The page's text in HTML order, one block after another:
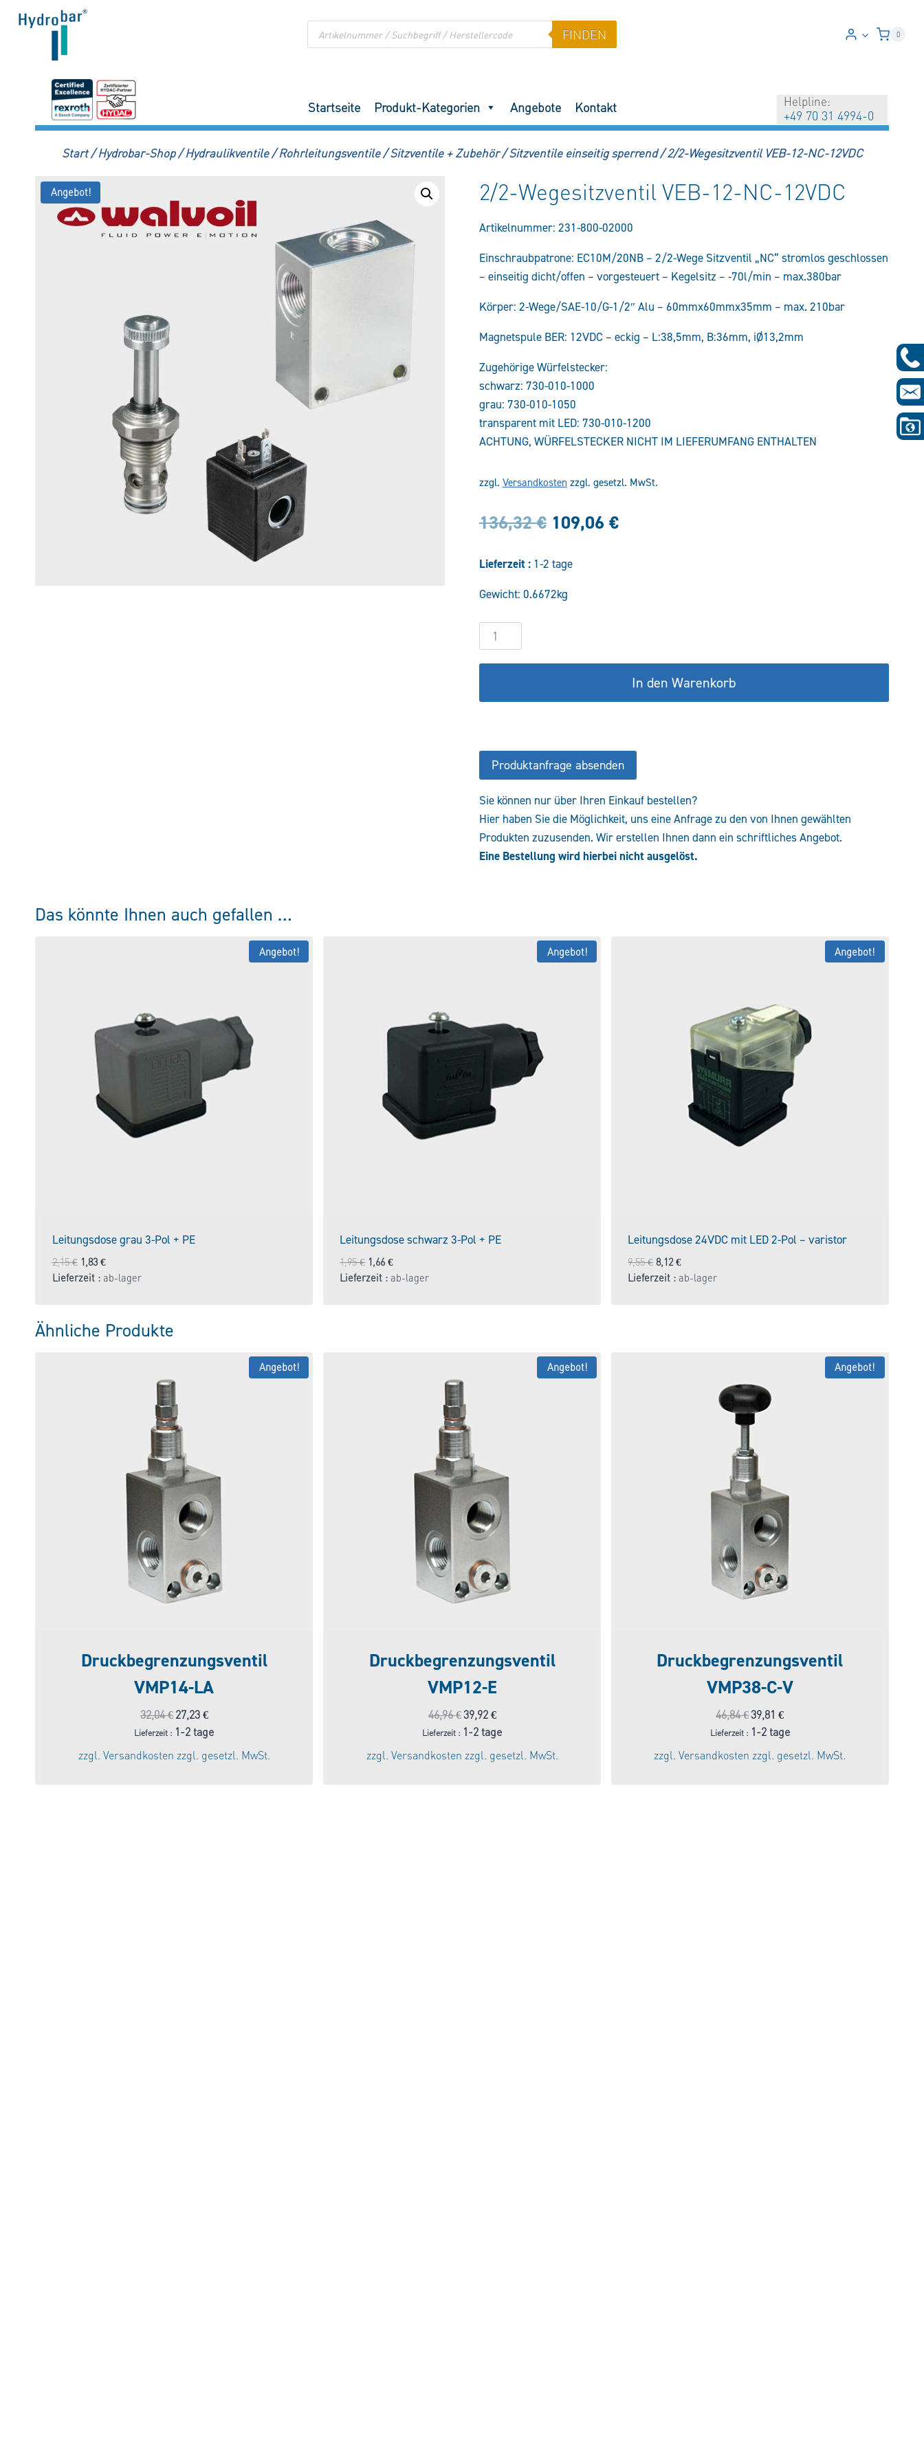
Inhalt
Products
search
FINDEN 0
Startseite Produkt-Kategorien Angebote Kontakt Helpline:
+49 70 31 4994-0
Start /Hydrobar-Shop /Hydraulikventile /Rohrleitungsventile /Sitzventile + Zubehör /Sitzventile einseitig sperrend /2/2-Wegesitzventil VEB-12-NC-12VDC
Angebot! 2/2-Wegesitzventil VEB-12-NC-12VDC
Artikelnummer: 231-800-02000
Einschraubpatrone: EC10M/20NB – 2/2-Wege Sitzventil „NC“ stromlos geschlossen
– einseitig dicht/offen – vorgesteuert – Kegelsitz – -70l/min – max.380bar
Körper: 2-Wege/SAE-10/G-1/2″ Alu – 60mmx60mmx35mm – max. 210bar
Magnetspule BER: 12VDC – eckig – L:38,5mm, B:36mm, iØ13,2mm
Zugehörige Würfelstecker:
schwarz: 730-010-1000
grau: 730-010-1050
transparent mit LED: 730-010-1200
ACHTUNG, WÜRFELSTECKER NICHT IM LIEFERUMFANG ENTHALTEN
zzgl. Versandkosten zzgl. gesetzl. MwSt.
136,32€ Ursprünglicher
war:
136,32 €
109,06 €Aktueller
Lieferzeit : 1-2 tage
Gewicht: 0.6672kg
2/2-
Wegesitzventil
VEB-
NC-
In den Warenkorb
Produktanfrage absenden
Sie können nur über Ihren Einkauf bestellen?
Hier haben Sie die Möglichkeit, uns eine Anfrage zu den von Ihnen gewählten
Produkten zuzusenden. Wir erstellen Ihnen dann ein schriftliches Angebot.
Eine Bestellung wird hierbei nicht ausgelöst.
Das könnte Ihnen auch gefallen …
Angebot!
Leitungsdose grau 3-Pol + PE
2,15€ Ursprünglicher
Preis
1,83 €Aktueller
Preis
Lieferzeit : ab-lager
Angebot!
Leitungsdose schwarz 3-Pol + PE
1,95€ Ursprünglicher
Preis
1,66€Aktueller
Preis
Lieferzeit :ab-lager
Angebot!
Leitungsdose 24VDC mit LED 2-Pol – varistor
9,55€ Ursprünglicher
Preis
8,12€Aktueller
Preis
Lieferzeit :ab-lager
Ähnliche Produkte
Angebot!
Druckbegrenzungsventil
VMP14-LA
32,04€ Ursprünglicher
Preis
war:
32,04 €
27,23 €Aktueller
Preis
Lieferzeit : 1-2 tage
zzgl. Versandkosten zzgl. gesetzl. MwSt.
Angebot!
Druckbegrenzungsventil
VMP12-E
46,96€Ursprünglicher
Preis
war:
46,96 €
39,92 €Aktueller
Preis
Lieferzeit : 1-2 tage
zzgl. Versandkosten zzgl. gesetzl. MwSt.
Angebot!
Druckbegrenzungsventil
VMP38-C-V
46,84€Ursprünglicher
Preis
war:
46,84 €
39,81€Aktueller
Preis
Lieferzeit : 1-2 tage
zzgl.Versandkosten zzgl. gesetzl. MwSt.